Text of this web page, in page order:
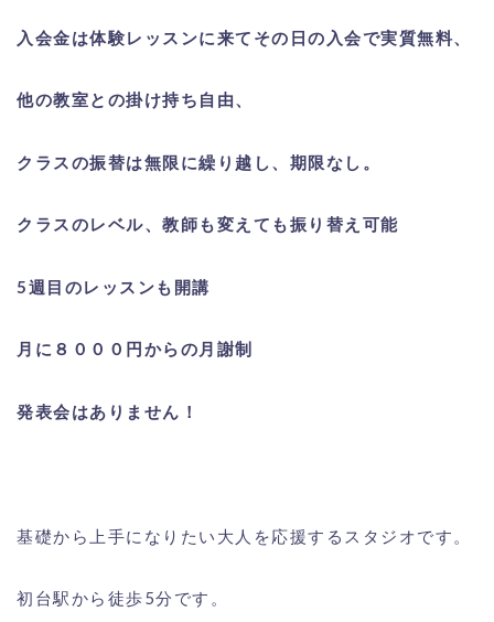
入会金は体験レッスンに来てその日の入会で実質無料、
他の教室との掛け持ち自由、
クラスの振替は無限に繰り越し、期限なし。
クラスのレベル、教師も変えても振り替え可能
5週目のレッスンも開講
月に８０００円からの月謝制
発表会はありません！
基礎から上手になりたい大人を応援するスタジオです。
初台駅から徒歩5分です。